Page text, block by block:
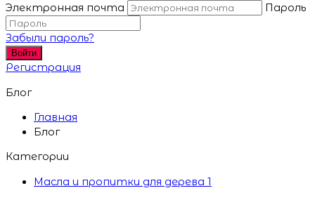
Электронная почта
Пароль
Забыли пароль?
Войти
Регистрация
Блог
Главная
Блог
Категории
Масла и пропитки для дерева 1